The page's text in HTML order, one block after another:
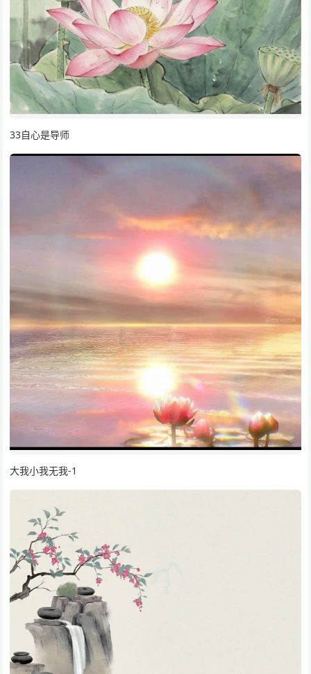
33自心是导师
大我小我无我-1